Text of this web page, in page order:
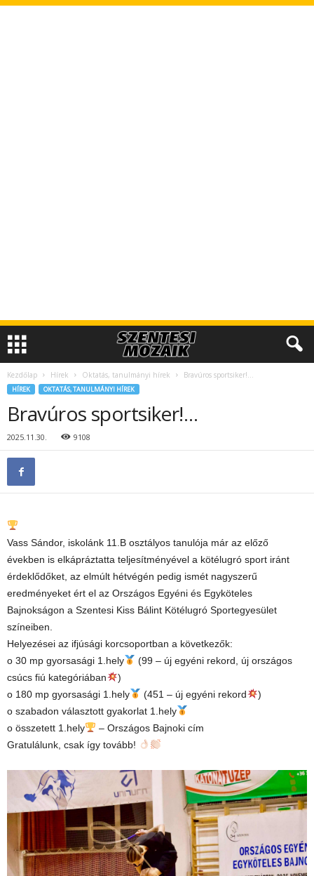
Kezdőlap Hírek Oktatás, tanulmányi hírek Bravúros sportsiker!…
HÍREK OKTATÁS, TANULMÁNYI HÍREK
Bravúros sportsiker!…
2025.11.30. 9108
Vass Sándor, iskolánk 11.B osztályos tanulója már az előző
években is elkápráztatta teljesítményével a kötélugró sport iránt
érdeklődőket, az elmúlt hétvégén pedig ismét nagyszerű
eredményeket ért el az Országos Egyéni és Egyköteles
Bajnokságon a Szentesi Kiss Bálint Kötélugró Sportegyesület
színeiben.
Helyezései az ifjúsági korcsoportban a következők:
o 30 mp gyorsasági 1.hely
(99 – új egyéni rekord, új országos
csúcs fiú kategóriában
)
o 180 mp gyorsasági 1.hely
(451 – új egyéni rekord
)
o szabadon választott gyakorlat 1.hely
o összetett 1.hely
– Országos Bajnoki cím
Gratulálunk, csak így tovább!